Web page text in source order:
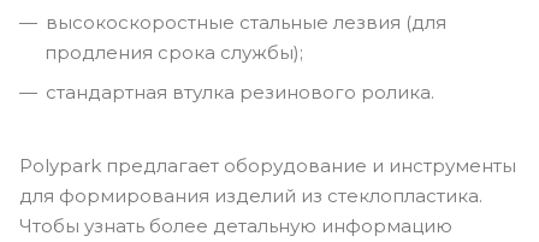
высокоскоростные стальные лезвия (для
продления срока службы);
стандартная втулка резинового ролика.
Polypark предлагает оборудование и инструменты
для формирования изделий из стеклопластика.
Чтобы узнать более детальную информацию